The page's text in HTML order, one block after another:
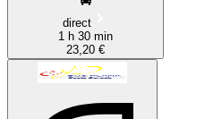
direct
1 h 30 min
23,20 €